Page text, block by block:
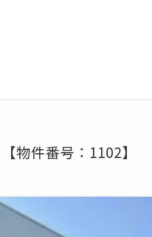
物件番号：1102】